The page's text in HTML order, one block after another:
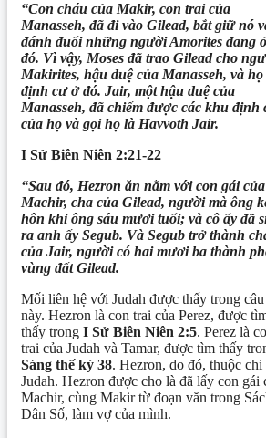
“Con cháu của Makir, con trai của
Manasseh, đã đi vào Gilead, bắt giữ nó
đánh đuổi những người Amorites đang
đó. Vì vậy, Moses đã trao Gilead cho
Makirites, hậu duệ của Manasseh, và họ
định cư ở đó. Jair, một hậu duệ của
Manasseh, đã chiếm được các khu định
của họ và gọi họ là Havvoth Jair.
I Sử Biên Niên 2:21-22
“Sau đó, Hezron ăn nằm vớicon gái của
Machir, cha của Gilead, người mà ông
hôn khi ông sáu mươi tuổi; và cô ấy đã
ra anh ấy Segub. Và Segub trở thành
của Jair, người có hai mươi ba thành
vùng đất Gilead.
Mối liên hệ với Judah được thấy trong câu
này. Hezron là con trai của Perez, được
thấy trong I Sử Biên Niên 2:5. Perez là
trai của Judah và Tamar, được tìm thấy
Sáng thế ký 38. Hezron, do đó, thuộc chi
Judah. Hezron được cho là đã lấy con gái
Machir, cùng Makir từ đoạn văn trong
Dân Số, làm vợ của mình.